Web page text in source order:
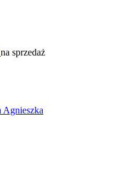
na sprzedaż